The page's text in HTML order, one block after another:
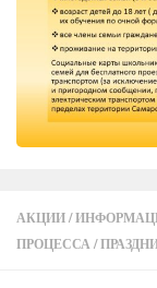
АКЦИИ/
ПРОЦЕССА/